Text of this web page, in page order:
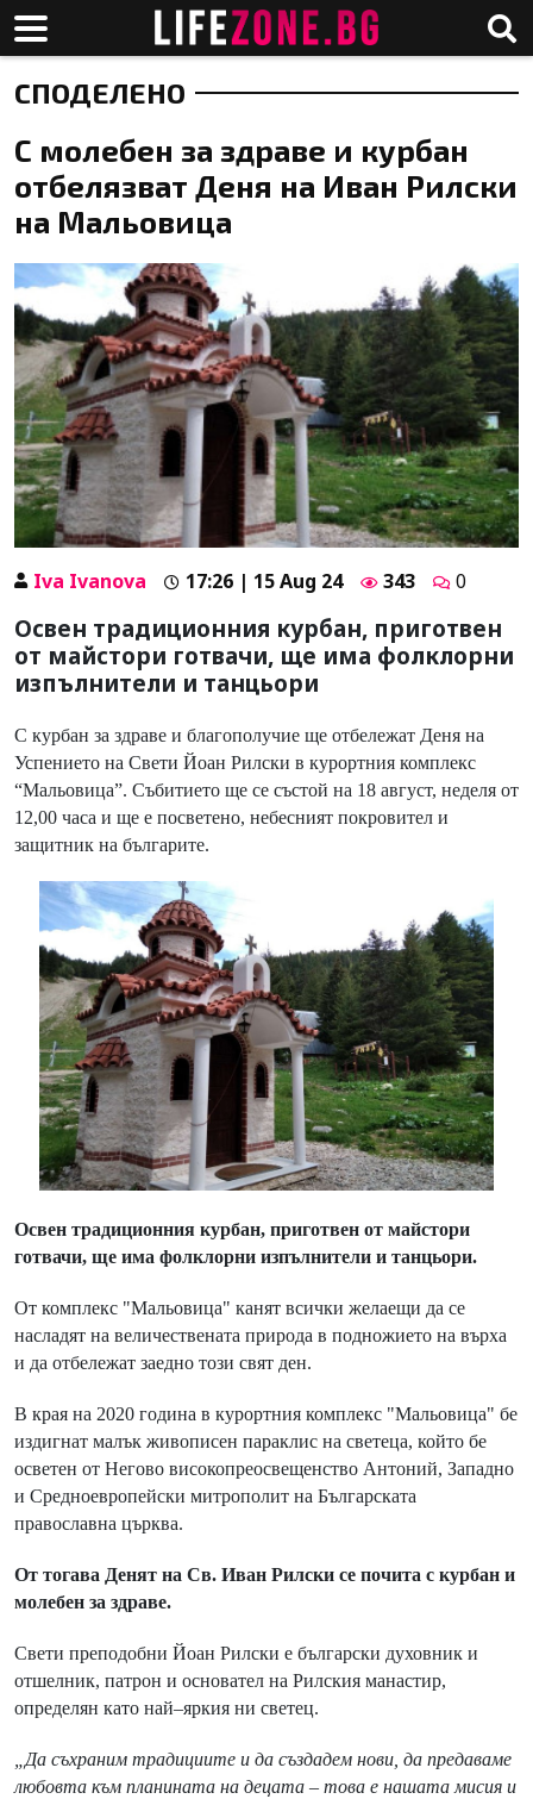
СПОДЕЛЕНО
С молебен за здраве и курбан
отбелязват Деня на Иван Рилски
на Мальовица
Iva Ivanova 17:26 | 15 Aug 24 343 0
Освен традиционния курбан, приготвен
от майстори готвачи, ще има фолклорни
изпълнители и танцьори
С курбан за здраве и благополучие ще отбележат Деня на
Успението на Свети Йоан Рилски в курортния комплекс
“Мальовица”. Събитието ще се състой на 18 август, неделя от
12,00 часа и ще е посветено, небесният покровител и
защитник на българите.
Освен традиционния курбан, приготвен от майстори
готвачи, ще има фолклорни изпълнители и танцьори.
От комплекс "Мальовица" канят всички желаещи да се
насладят на величествената природа в подножието на върха
и да отбележат заедно този свят ден.
В края на 2020 година в курортния комплекс "Мальовица" бе
издигнат малък живописен параклис на светеца, който бе
осветен от Негово високопреосвещенство Антоний, Западно
и Средноевропейски митрополит на Българската
православна църква.
От тогава Денят на Св. Иван Рилски се почита с курбан и
молебен за здраве.
Свети преподобни Йоан Рилски е български духовник и
отшелник, патрон и основател на Рилския манастир,
определян като най–яркия ни светец.
„Да съхраним традициите и да създадем нови, да предаваме
любовта към планината на децата – това е нашата мисия и